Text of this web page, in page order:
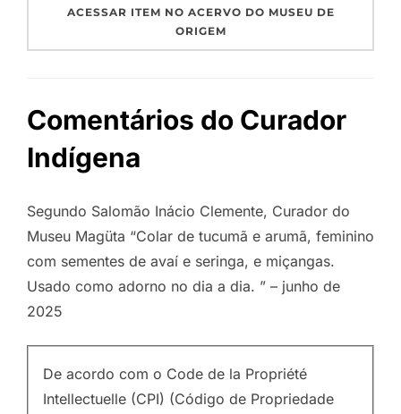
ACESSAR ITEM NO ACERVO DO MUSEU DE
ORIGEM
Comentários do Curador
Indígena
Segundo Salomão Inácio Clemente, Curador do
Museu Magüta “Colar de tucumã e arumã, feminino
com sementes de avaí e seringa, e miçangas.
Usado como adorno no dia a dia. ” – junho de
2025
De acordo com o Code de la Propriété
Intellectuelle (CPI) (Código de Propriedade